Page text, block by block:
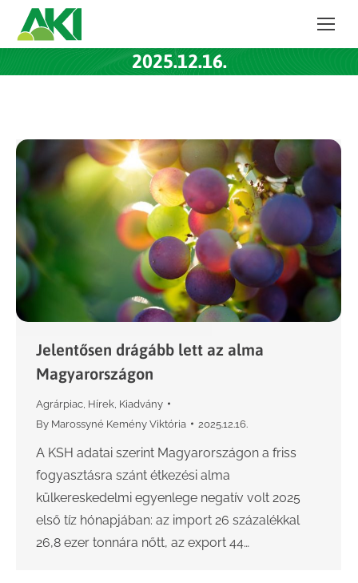
2025.12.16.
Jelentősen drágább lett az alma
Magyarországon
Agrárpiac Hírek Kiadvány
By Marossyné Kemény Viktória 2025.12.16.
A KSH adatai szerint Magyarországon a friss
fogyasztásra szánt étkezési alma
külkereskedelmi egyenlege negatív volt 2025
első tíz hónapjában: az import 26 százalékkal
26,8 ezer tonnára nőtt, az export 44…